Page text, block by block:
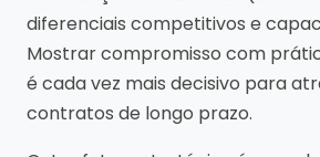
diferenciais competitivos e
Mostrar compromisso com
é cada vez mais decisivo para
contratos de longo prazo.